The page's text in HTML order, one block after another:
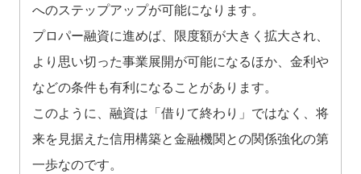
へのステップアップが可能になります。
プロパー融資に進めば、限度額が大きく拡大され、
より思い切った事業展開が可能になるほか、金利や
などの条件も有利になることがあります。
このように、融資は「借りて終わり」ではなく、将
来を見据えた信用構築と金融機関との関係強化の第
一歩なのです。